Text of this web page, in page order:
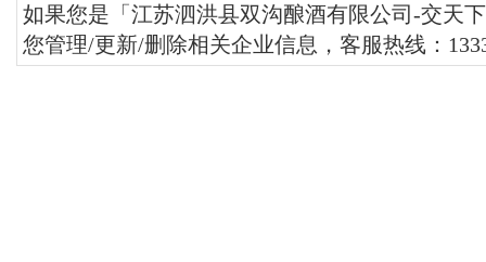
如果您是「江苏泗洪县双沟酿酒有限公司-交天
您管理/更新/删除相关企业信息，客服热线：